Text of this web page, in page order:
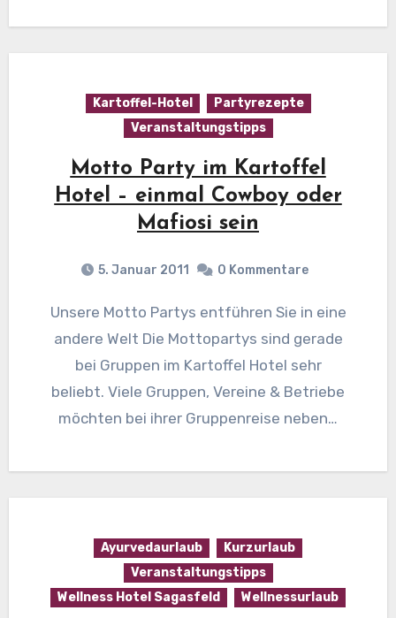
Kartoffel-Hotel
Partyrezepte
Veranstaltungstipps
Motto Party im Kartoffel
Hotel – einmal Cowboy oder
Mafiosi sein
5. Januar 2011 0 Kommentare
Unsere Motto Partys entführen Sie in eine
andere Welt Die Mottopartys sind gerade
bei Gruppen im Kartoffel Hotel sehr
beliebt. Viele Gruppen, Vereine & Betriebe
möchten bei ihrer Gruppenreise neben…
Ayurvedaurlaub
Kurzurlaub
Veranstaltungstipps
Wellness Hotel Sagasfeld
Wellnessurlaub